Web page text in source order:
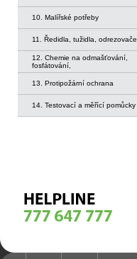
10. Malířské potřeby
11. Ředidla, tužidla, odrezovače
12. Chemie na odmašťování,
fosfátování,
13. Protipožární ochrana
14. Testovací a měřící pomůcky